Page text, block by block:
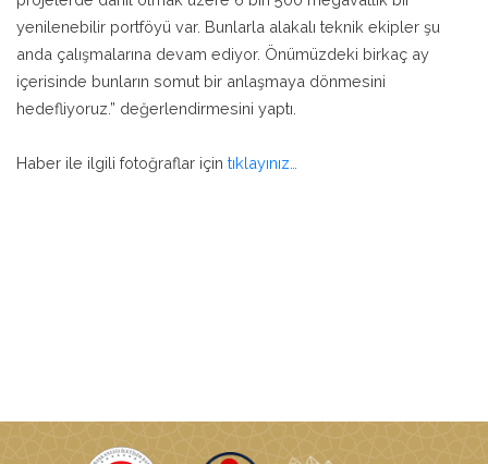
yenilenebilir portföyü var. Bunlarla alakalı teknik ekipler şu
anda çalışmalarına devam ediyor. Önümüzdeki birkaç ay
içerisinde bunların somut bir anlaşmaya dönmesini
hedefliyoruz.” değerlendirmesini yaptı.
Haber ile ilgili fotoğraflar için tıklayınız…